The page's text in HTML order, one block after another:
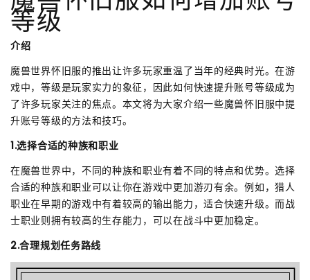
等级
介绍
魔兽世界怀旧服的推出让许多玩家重温了当年的经典时光。在游
戏中，等级是玩家实力的象征，因此如何快速提升账号等级成为
了许多玩家关注的焦点。本文将为大家介绍一些魔兽怀旧服中提
升账号等级的方法和技巧。
1.选择合适的种族和职业
在魔兽世界中，不同的种族和职业有着不同的特点和优势。选择
合适的种族和职业可以让你在游戏中更加游刃有余。例如，猎人
职业在早期的游戏中有着较高的输出能力，适合快速升级。而战
士职业则拥有较高的生存能力，可以在战斗中更加稳定。
2.合理规划任务路线